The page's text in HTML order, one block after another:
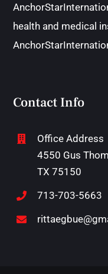
health and medical
Contact Info
Office Address
4550 Gus
TX 75150
713-703-5663